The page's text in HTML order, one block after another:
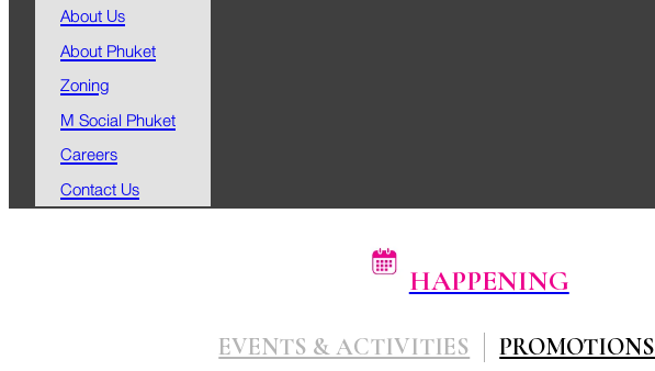
About Us
About Phuket
Zoning
M Social Phuket
Careers
Contact Us
HAPPENING
EVENTS & ACTIVITIES PROMOTIONS